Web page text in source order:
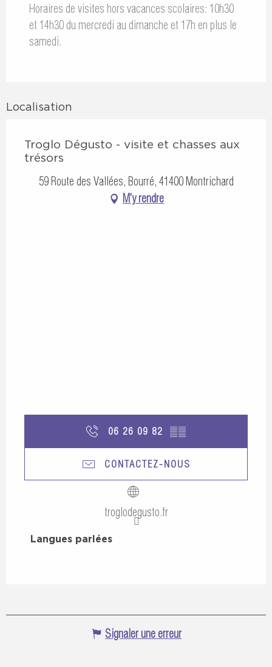
Horaires de visites hors vacances scolaires: 10h30
et 14h30 du mercredi au dimanche et 17h en plus le
samedi.
Localisation
Troglo Dégusto - visite et chasses aux
trésors
59 Route des Vallées, Bourré, 41400 Montrichard
M'y rendre
06 26 09 82 ▒▒
CONTACTEZ-NOUS
troglodegusto.fr
Langues parlées
Langues parlées
Signaler une erreur